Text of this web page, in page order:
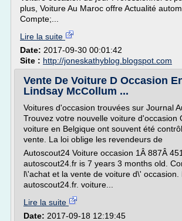
plus, Voiture Au Maroc offre Actualité
Compte;...
Lire la suite
Date: 2017-09-30 00:01:42
Site : http://joneskathyblog.blogspot.com
Vente De Voiture D Occasion
Lindsay McCollum ...
Voitures d'occasion trouvées sur Journal
Trouvez votre nouvelle voiture d'occasion
voiture en Belgique ont souvent été
vente. La loi oblige les revendeurs de
Autoscout24 Voiture occasion 1Â 887Â
autoscout24.fr is 7 years 3 months old.
l\'achat et la vente de voiture d\' occasion.
autoscout24.fr. voiture...
Lire la suite
Date: 2017-09-18 12:19:45